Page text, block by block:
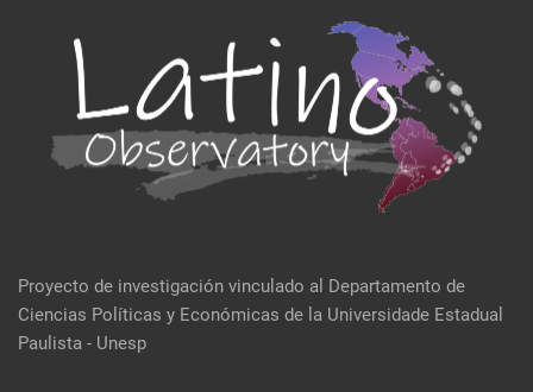
Proyecto de investigación vinculado al Departamento de
Ciencias Políticas y Económicas de la Universidade Estadual
Paulista - Unesp